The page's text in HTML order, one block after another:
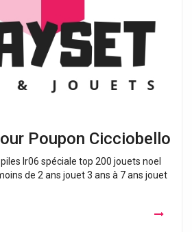
Poupon Cicciobello
lr06 spéciale top 200 jouets noel
de 2 ans jouet 3 ans à 7 ans jouet